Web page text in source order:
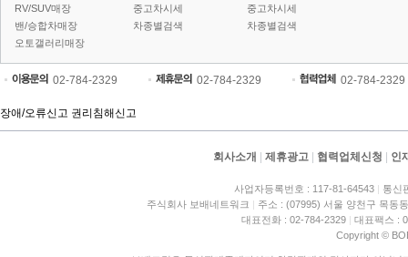
RV/SUV매장
밴/승합차매장
오토갤러리매장
중고차시세
차종별검색
중고차시세
차종별검색
02-784-2329 02-784-2329 02-784-2329
장애/오류신고 권리침해신고
회사소개 제휴광고 협력업체신청 인
사업자등록번호 : 117-81-64543 | 통신
주식회사 보배네트워크 | 주소 : (07995) 서울 양천구 목동
대표전화 : 02-784-2329 | 대표팩스 :
Copyright ©